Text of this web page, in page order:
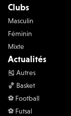
Clubs
Masculin
Féminin
Mixte
Actualités
🎽 Autres
🏀 Basket
⚽️ Football
⚽️ Futsal